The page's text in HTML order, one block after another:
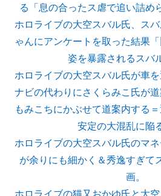
る「息の合ったス虐で追い詰め
ホロライブの大空スバル氏、ス
ゃんにアンケートを取った結果
姿を暴露されるスバ
ホロライブの大空スバル氏が車
ナビの代わりにさくらみこ氏が
もみこちにかぶせて道案内する
安定の大混乱に陥
ホロライブの大空スバル氏のマ
が余りにも細かく＆秀逸すぎて
画。
ホロライブの猫又おかゆ氏と大